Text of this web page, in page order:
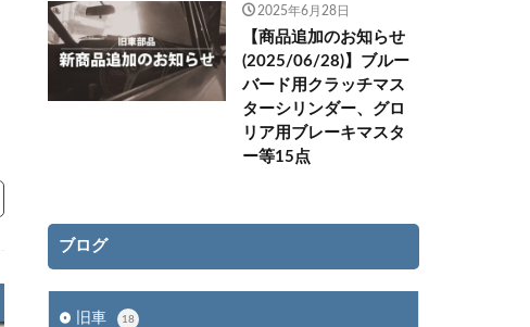
2025年6月28日
【商品追加のお知らせ
(2025/06/28)】ブルー
バード用クラッチマス
ターシリンダー、グロ
リア用ブレーキマスタ
ー等15点
ブログ
旧車 18